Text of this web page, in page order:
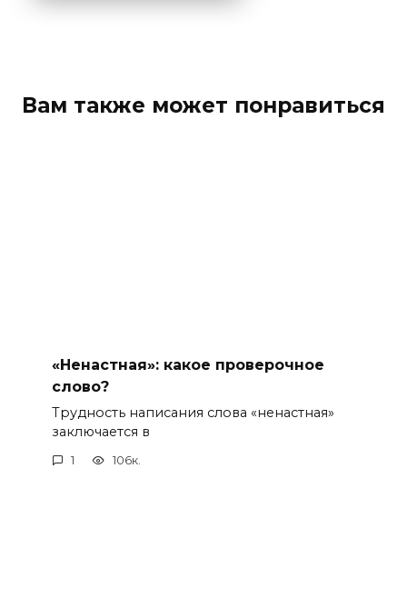
Вам также может понравиться
«Ненастная»: какое проверочное
слово?
Трудность написания слова «ненастная»
заключается в
1 106к.